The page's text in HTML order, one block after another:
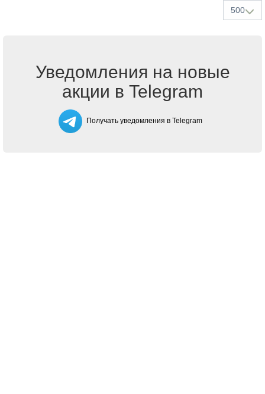
500
Уведомления на новые
акции в Telegram
Получать уведомления в Telegram